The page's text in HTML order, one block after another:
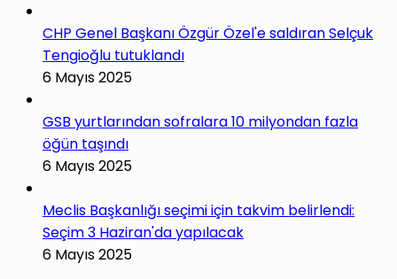
CHP Genel Başkanı Özgür Özel'e saldıran Selçuk
Tengioğlu tutuklandı
6 Mayıs 2025
GSB yurtlarından sofralara 10 milyondan fazla
öğün taşındı
6 Mayıs 2025
Meclis Başkanlığı seçimi için takvim belirlendi:
Seçim 3 Haziran'da yapılacak
6 Mayıs 2025